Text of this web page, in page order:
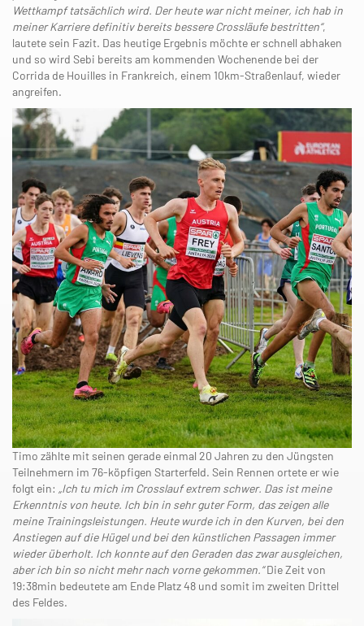
Wettkampf tatsächlich wird. Der heute war nicht meiner, ich hab in
meiner Karriere definitiv bereits bessere Crossläufe bestritten“,
lautete sein Fazit. Das heutige Ergebnis möchte er schnell abhaken
und so wird Sebi bereits am kommenden Wochenende bei der
Corrida de Houilles in Frankreich, einem 10km-Straßenlauf, wieder
angreifen.
Timo zählte mit seinen gerade einmal 20 Jahren zu den Jüngsten
Teilnehmern im 76-köpfigen Starterfeld. Sein Rennen ortete er wie
folgt ein: „Ich tu mich im Crosslauf extrem schwer. Das ist meine
Erkenntnis von heute. Ich bin in sehr guter Form, das zeigen alle
meine Trainingsleistungen. Heute wurde ich in den Kurven, bei den
Anstiegen auf die Hügel und bei den künstlichen Passagen immer
wieder überholt. Ich konnte auf den Geraden das zwar ausgleichen,
aber ich bin so nicht mehr nach vorne gekommen.“Die Zeit von
19:38min bedeutete am Ende Platz 48 und somit im zweiten Drittel
des Feldes.